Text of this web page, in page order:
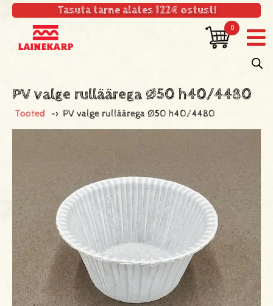
Tasuta tarne alates 122€ ostust!
0
PV valge rulläärega Ø50 h40/4480
Tooted -> PV valge rulläärega Ø50 h40/4480